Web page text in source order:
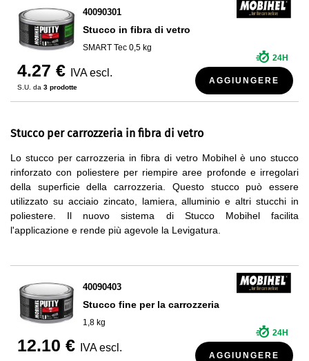
Stucco per carrozzeria in fibra di vetro
Lo stucco per carrozzeria in fibra di vetro Mobihel è uno stucco
rinforzato con poliestere per riempire aree profonde e irregolari
della superficie della carrozzeria. Questo stucco può essere
utilizzato su acciaio zincato, lamiera, alluminio e altri stucchi in
poliestere. Il nuovo sistema di Stucco Mobihel facilita
l'applicazione e rende più agevole la Levigatura.
40090301
Stucco in fibra di vetro
SMART Tec 0,5 kg
4.27 € IVA escl.
S.U. da 3 prodotte
24H
AGGIUNGERE
40090403
Stucco fine per la carrozzeria
1,8 kg
12.10 € IVA escl.
24H
AGGIUNGERE